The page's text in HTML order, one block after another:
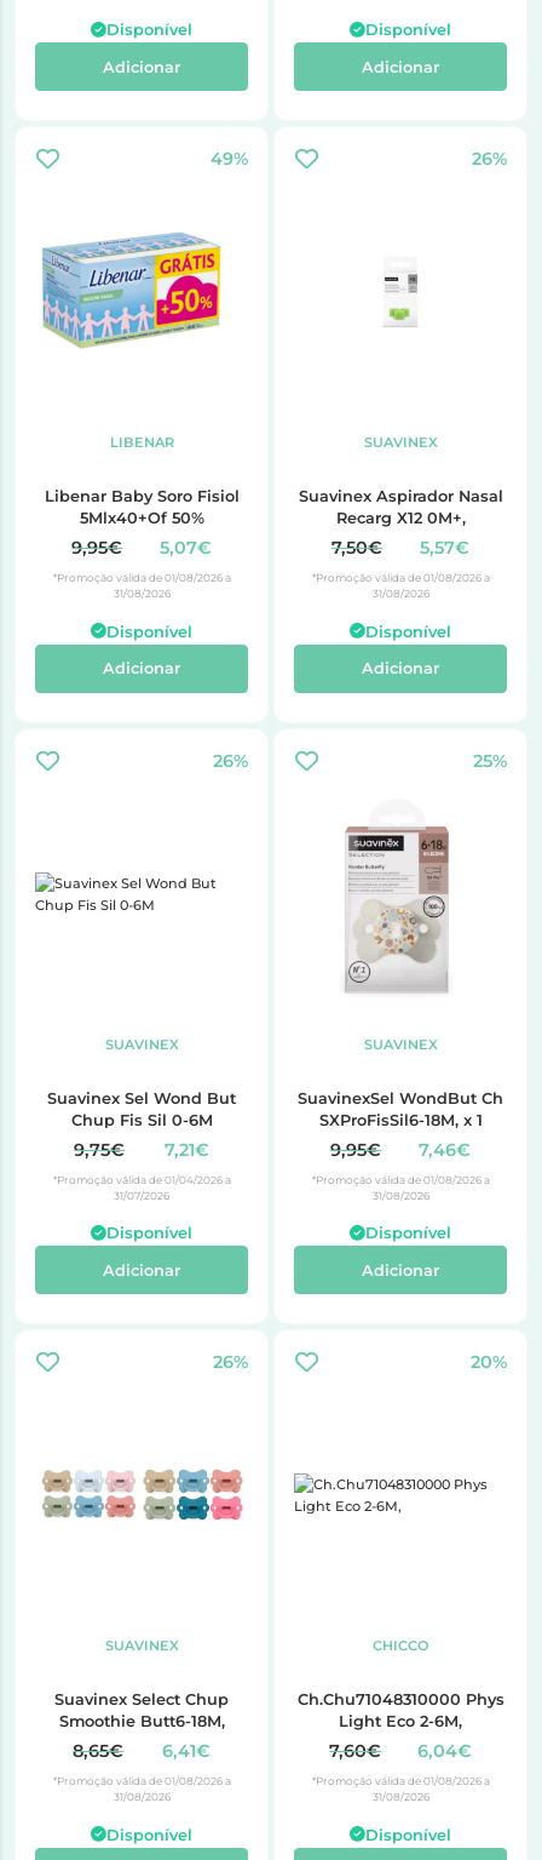
Disponível
Adicionar
Disponível
Adicionar
49%
LIBENAR
Libenar Baby Soro Fisiol
5Mlx40+Of 50%
9,95€ 5,07€
*Promoção válida de 01/08/2026 a
31/08/2026
Disponível
Adicionar
26%
SUAVINEX
Suavinex Aspirador Nasal
Recarg X12 0M+,
7,50€ 5,57€
*Promoção válida de 01/08/2026 a
31/08/2026
Disponível
Adicionar
26%
SUAVINEX
Suavinex Sel Wond But
Chup Fis Sil 0-6M
9,75€ 7,21€
*Promoção válida de 01/04/2026 a
31/07/2026
Disponível
Adicionar
25%
SUAVINEX
SuavinexSel WondBut Ch
SXProFisSil6-18M, x 1
9,95€ 7,46€
*Promoção válida de 01/08/2026 a
31/08/2026
Disponível
Adicionar
26%
SUAVINEX
Suavinex Select Chup
Smoothie Butt6-18M,
8,65€ 6,41€
*Promoção válida de 01/08/2026 a
31/08/2026
Disponível
20%
CHICCO
Ch.Chu71048310000 Phys
Light Eco 2-6M,
7,60€ 6,04€
*Promoção válida de 01/08/2026 a
31/08/2026
Disponível